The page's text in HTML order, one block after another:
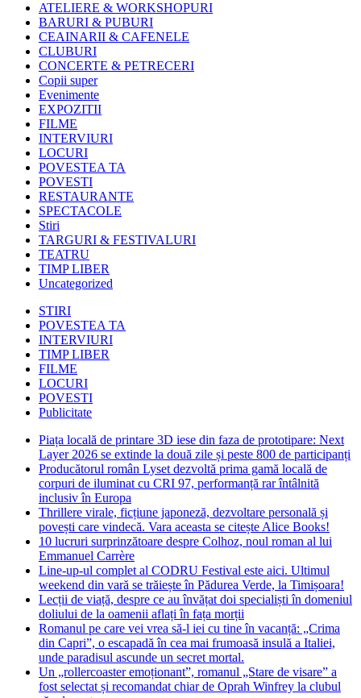
ATELIERE & WORKSHOPURI
BARURI & PUBURI
CEAINARII & CAFENELE
CLUBURI
CONCERTE & PETRECERI
Copii super
Evenimente
EXPOZITII
FILME
INTERVIURI
LOCURI
POVESTEA TA
POVESTI
RESTAURANTE
SPECTACOLE
Stiri
TARGURI & FESTIVALURI
TEATRU
TIMP LIBER
Uncategorized
STIRI
POVESTEA TA
INTERVIURI
TIMP LIBER
FILME
LOCURI
POVESTI
Publicitate
Piața locală de printare 3D iese din faza de prototipare: Next
Layer 2026 se extinde la două zile și peste 800 de participanți
Producătorul român Lyset dezvoltă prima gamă locală de
corpuri de iluminat cu CRI 97, performanță rar întâlnită
inclusiv în Europa
Thrillere virale, ficțiune japoneză, dezvoltare personală și
povești care vindecă. Vara aceasta se citește Alice Books!
10 lucruri surprinzătoare despre Colhoz, noul roman al lui
Emmanuel Carrère
Line-up-ul complet al CODRU Festival este aici. Ultimul
weekend din vară se trăiește în Pădurea Verde, la Timișoara!
Lecții de viață, despre ce au învățat doi specialiști în domeniul
doliului de la oamenii aflați în fața morții
Romanul pe care vei vrea să-l iei cu tine în vacanță: „Crima
din Capri”, o escapadă în cea mai frumoasă insulă a Italiei,
unde paradisul ascunde un secret mortal.
Un „rollercoaster emoționant”, romanul „Stare de visare” a
fost selectat și recomandat chiar de Oprah Winfrey la clubul